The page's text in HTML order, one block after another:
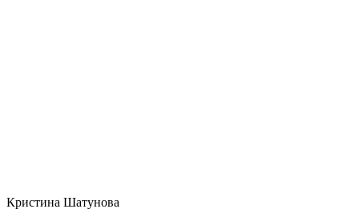
Кристина Шатунова